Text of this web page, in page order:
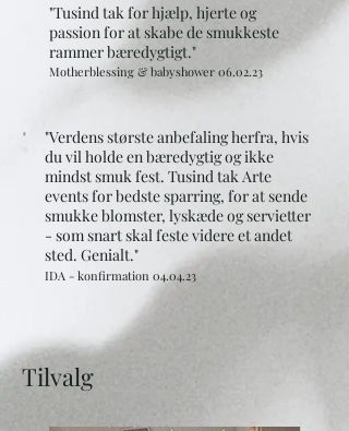
"Tusind tak for hjælp, hjerte og
passion for at skabe de smukkeste
rammer bæredygtigt."
Motherblessing & babyshower 06.02.23
"Verdens største anbefaling herfra, hvis
du vil holde en bæredygtig og ikke
mindst smuk fest. Tusind tak Arte
events for bedste sparring, for at sende
smukke blomster, lyskæde og servietter
- som snart skal feste videre et andet
sted. Genialt."
IDA - konfirmation 04.04.23
Tilvalg